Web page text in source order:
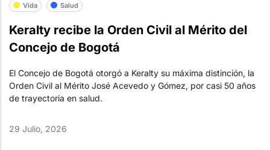
Vida Salud
Keralty recibe la Orden Civil al Mérito del
Concejo de Bogotá
El Concejo de Bogotá otorgó a Keralty su máxima distinción, la
Orden Civil al Mérito José Acevedo y Gómez, por casi 50 años
de trayectoria en salud.
29 Julio, 2026